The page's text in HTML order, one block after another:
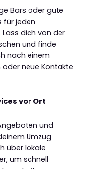
Bars oder gute
für jeden
dich von der
und finde
nach einem
neue Kontakte
vor Ort
und
Umzug
über lokale
um schnell